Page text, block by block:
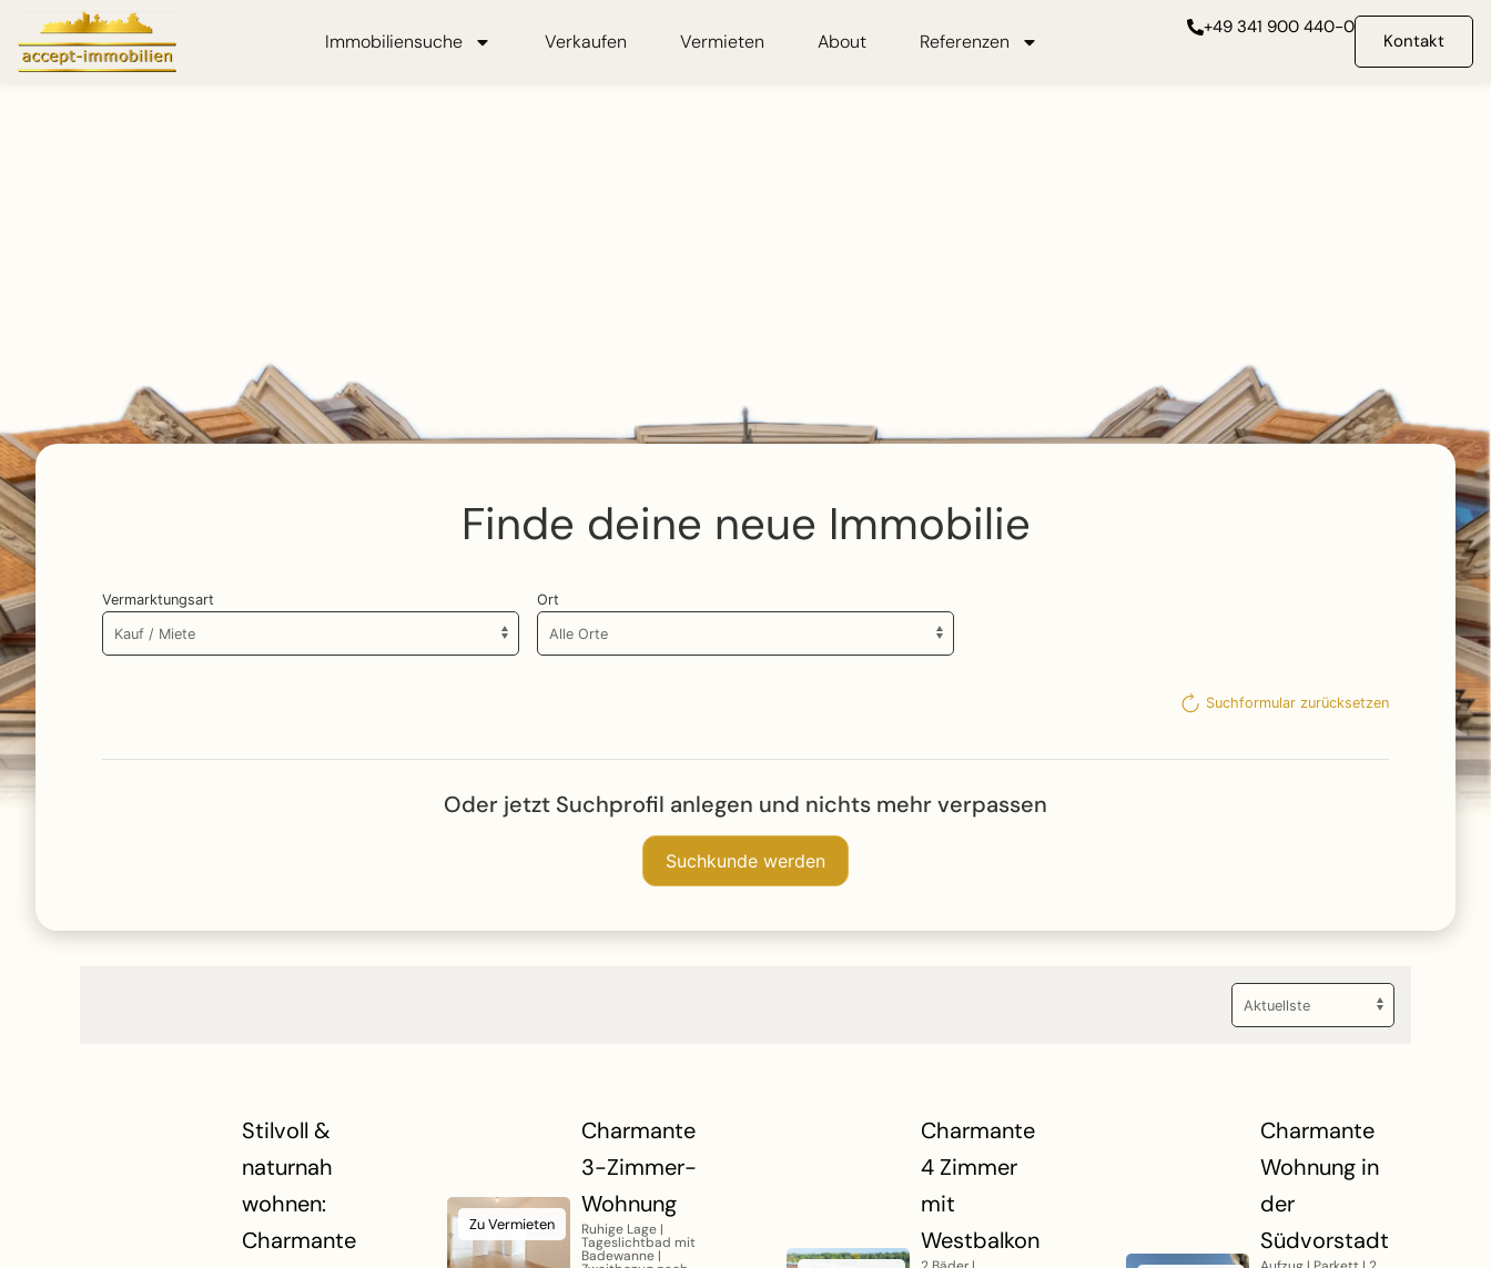
Immobiliensuche Verkaufen Vermieten About Referenzen
+49 341 900 440-0
Kontakt
Finde deine neue Immobilie
Vermarktungsart Ort
Suchformular zurücksetzen
Oder jetzt Suchprofil anlegen und nichts mehr verpassen
Suchkunde werden
Stilvoll &
naturnah
wohnen:
Charmante
Zu Vermieten
Charmante
3-Zimmer-
Wohnung
Ruhige Lage |
Tageslichtbad mit
Badewanne |
Charmante
4 Zimmer
mit
Westbalkon
Charmante
Wohnung in
der
Südvorstadt